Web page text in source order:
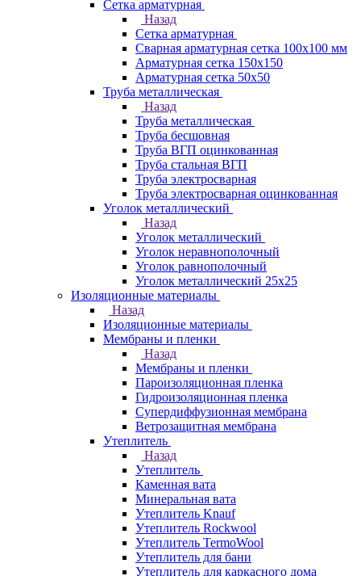
Сетка арматурная
Назад
Сетка арматурная
Сварная арматурная сетка 100х100 мм
Арматурная сетка 150х150
Арматурная сетка 50х50
Труба металлическая
Назад
Труба металлическая
Труба бесшовная
Труба ВГП оцинкованная
Труба стальная ВГП
Труба электросварная
Труба электросварная оцинкованная
Уголок металлический
Назад
Уголок металлический
Уголок неравнополочный
Уголок равнополочный
Уголок металлический 25х25
Изоляционные материалы
Назад
Изоляционные материалы
Мембраны и пленки
Назад
Мембраны и пленки
Пароизоляционная пленка
Гидроизоляционная пленка
Супердиффузионная мембрана
Ветрозащитная мембрана
Утеплитель
Назад
Утеплитель
Каменная вата
Минеральная вата
Утеплитель Knauf
Утеплитель Rockwool
Утеплитель TermoWool
Утеплитель для бани
Утеплитель для каркасного дома